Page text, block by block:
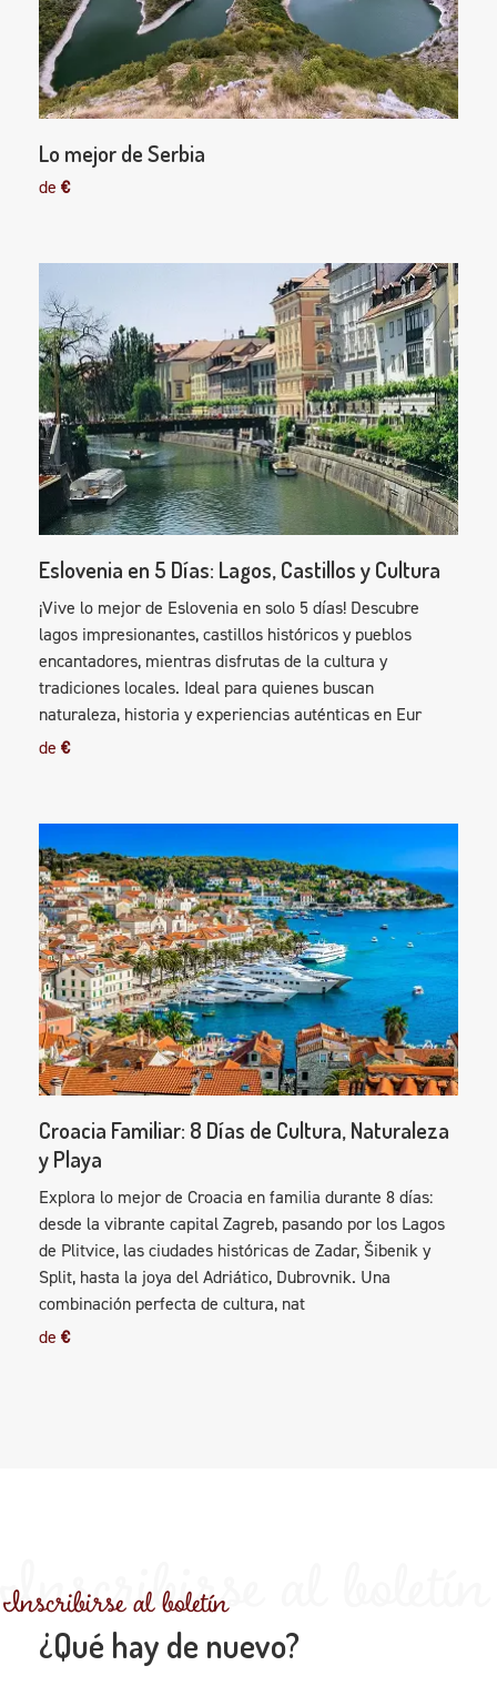
Lo mejor de Serbia
de €
Eslovenia en 5 Días: Lagos, Castillos y Cultura
¡Vive lo mejor de Eslovenia en solo 5 días! Descubre
lagos impresionantes, castillos históricos y pueblos
encantadores, mientras disfrutas de la cultura y
tradiciones locales. Ideal para quienes buscan
naturaleza, historia y experiencias auténticas en Eur
de €
Croacia Familiar: 8 Días de Cultura, Naturaleza
y Playa
Explora lo mejor de Croacia en familia durante 8 días:
desde la vibrante capital Zagreb, pasando por los Lagos
de Plitvice, las ciudades históricas de Zadar, Šibenik y
Split, hasta la joya del Adriático, Dubrovnik. Una
combinación perfecta de cultura, nat
de €
Inscribirse al boletín
Inscribirse al boletín
¿Qué hay de nuevo?